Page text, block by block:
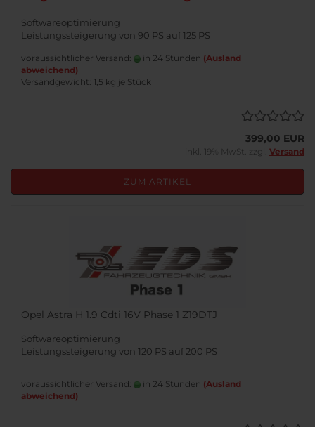
Softwareoptimierung
Leistungssteigerung von 90 PS auf 125 PS
voraussichtlicher Versand: in 24 Stunden (Ausland
abweichend)
Versandgewicht: 1,5 kg je Stück
399,00 EUR
inkl. 19% MwSt. zzgl. Versand
ZUM ARTIKEL
Opel Astra H 1.9 Cdti 16V Phase 1 Z19DTJ
Softwareoptimierung
Leistungssteigerung von 120 PS auf 200 PS
voraussichtlicher Versand: in 24 Stunden (Ausland
abweichend)